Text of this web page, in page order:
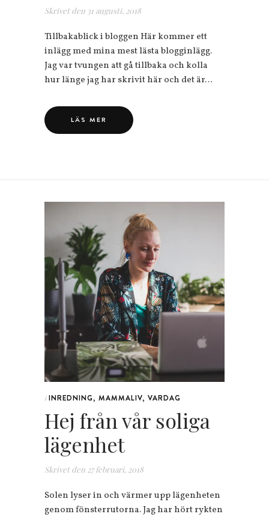
Skrivet den 31 augusti, 2018
Tillbakablick i bloggen Här kommer ett
inlägg med mina mest lästa blogginlägg.
Jag var tvungen att gå tillbaka och kolla
hur länge jag har skrivit här och det är…
LÄS MER
i INREDNING, MAMMALIV, VARDAG
Hej från vår soliga
lägenhet
Skrivet den 27 februari, 2018
Solen lyser in och värmer upp lägenheten
genom fönsterrutorna. Jag har hört rykten